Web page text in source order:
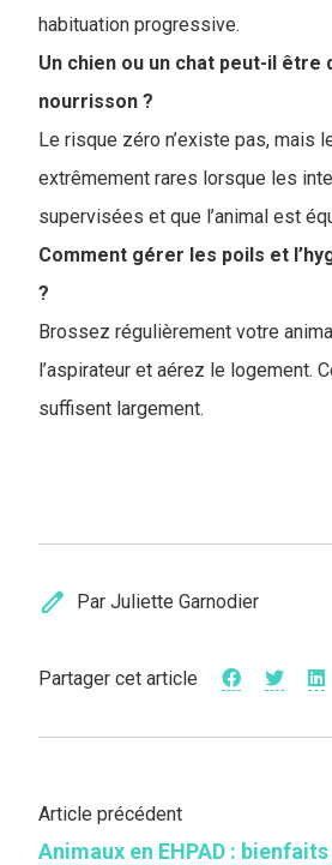
habituation progressive.
Un chien ou un chat peut-il être
nourrisson ?
Le risque zéro n’existe pas, mais
extrêmement rares lorsque les
supervisées et que l’animal est
Comment gérer les poils et
?
Brossez régulièrement votre
l’aspirateur et aérez le logement.
suffisent largement.
edit Par Juliette Garnodier
Partager cet article
Article précédent
Animaux en EHPAD :